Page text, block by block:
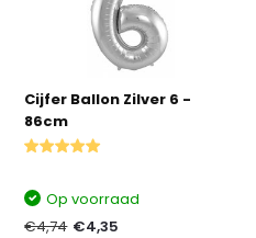
Cijfer Ballon Zilver 6 -
86cm
Op voorraad
€4,74 €4,35